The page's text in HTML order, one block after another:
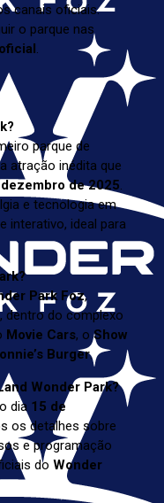
canais oficiais.
o parque nas
.
parque de
atração inédita que
de 2025.
e tecnologia em
interativo, ideal para
Park Foz,
dentro do complexo
Movie Cars, oShow
Burger.
Wonder Park?
dia 15 de
os detalhes sobre
e programação
do Wonder